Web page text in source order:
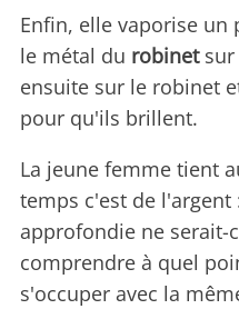
Enfin, elle vaporise
le métal du robinetsur
ensuite sur le robinet
pour qu'ils brillent.
La jeune femme tient
temps c'est de l'argent
approfondie ne serait-
comprendre à quel
s'occuper avec la